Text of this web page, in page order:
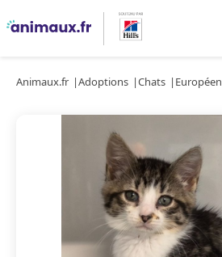
Animaux.fr Adoptions Chats Européen